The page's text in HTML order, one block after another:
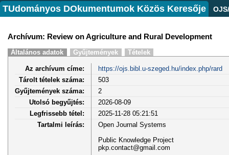
TUdományos DOkumentumok Közös Keresője
Archívum: Review on Agriculture and Rural Development
Általános adatok Gyűjtemények Tételek
Az archívum címe:
https://ojs.bibl.u-szeged.hu/index.php/rard
Tárolt tételek száma:
503
Gyűjtemények száma:
2
Utolsó begyűjtés:
2026-08-09
Legfrissebb tétel:
2025-11-28 05:21:51
Tartalmi leírás:
Open Journal Systems
Public Knowledge Project
pkp.contact@gmail.com